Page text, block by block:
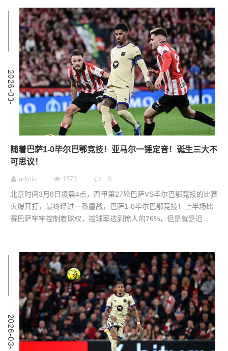
2
0
2
6
-
0
3
-
0
随着巴萨1-0毕尔巴鄂竞技！亚马尔一锤定音！诞生三大不
可思议！
admin 1573 0
北京时间3月8日凌晨4点，西甲第27轮巴萨VS毕尔巴鄂竞技的比赛
火爆开打，最终经过一番鏖战，巴萨1-0毕尔巴鄂竞技！上半场比
赛巴萨牢牢控制着球权，控球率达到惊人的76%，但是就是迟...
2
0
2
6
-
0
3
-
0